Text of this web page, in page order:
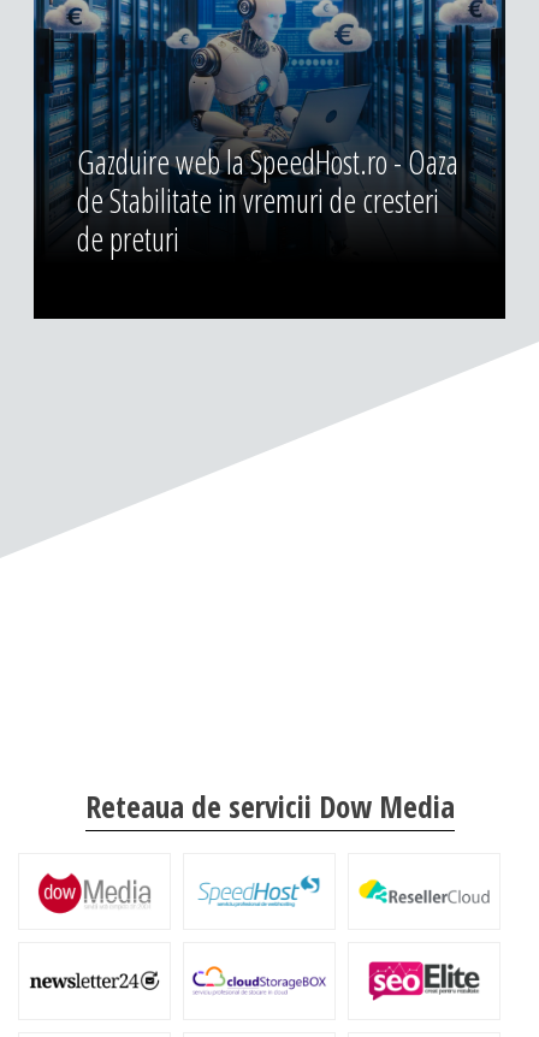
Gazduire web la SpeedHost.ro - Oaza
de Stabilitate in vremuri de cresteri
de preturi
Reteaua de servicii Dow Media